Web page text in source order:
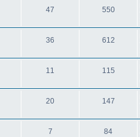
47 550
36 612
11 115
20 147
7 84